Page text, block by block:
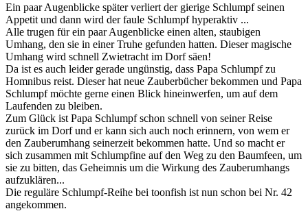
Ein paar Augenblicke später verliert der gierige Schlumpf seinen
Appetit und dann wird der faule Schlumpf hyperaktiv ...
Alle trugen für ein paar Augenblicke einen alten, staubigen
Umhang, den sie in einer Truhe gefunden hatten. Dieser magische
Umhang wird schnell Zwietracht im Dorf säen!
Da ist es auch leider gerade ungünstig, dass Papa Schlumpf zu
Homnibus reist. Dieser hat neue Zauberbücher bekommen und Papa
Schlumpf möchte gerne einen Blick hineinwerfen, um auf dem
Laufenden zu bleiben.
Zum Glück ist Papa Schlumpf schon schnell von seiner Reise
zurück im Dorf und er kann sich auch noch erinnern, von wem er
den Zauberumhang seinerzeit bekommen hatte. Und so macht er
sich zusammen mit Schlumpfine auf den Weg zu den Baumfeen, um
sie zu bitten, das Geheimnis um die Wirkung des Zauberumhangs
aufzuklären...
Die reguläre Schlumpf-Reihe bei toonfish ist nun schon bei Nr. 42
angekommen.